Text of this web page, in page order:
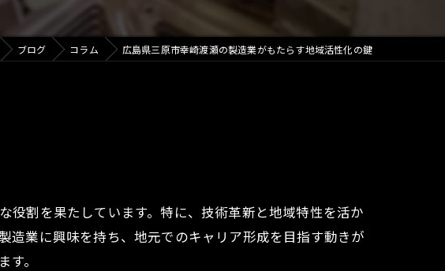
ブログ コラム 広島県三原市幸崎渡瀬の製造業がもたらす地域活性化の鍵
割を果たしています。特に、技術革新と地域特性を活か
造業に興味を持ち、地元でのキャリア形成を目指す動きが
。